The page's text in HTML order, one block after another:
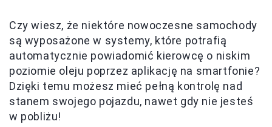
Czy wiesz, że niektóre nowoczesne samochody
są wyposażone w systemy, które potrafią
automatycznie powiadomić kierowcę o niskim
poziomie oleju poprzez aplikację na smartfonie?
Dzięki temu możesz mieć pełną kontrolę nad
stanem swojego pojazdu, nawet gdy nie jesteś
w pobliżu!